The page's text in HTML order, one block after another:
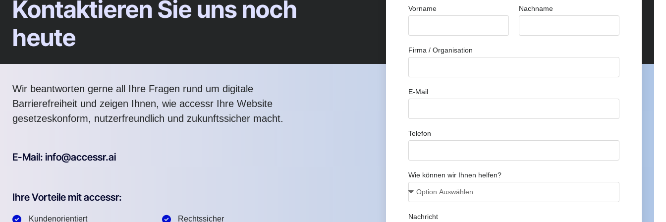
Kontaktieren Sie uns noch
heute
Wir beantworten gerne all Ihre Fragen rund um digitale
Barrierefreiheit und zeigen Ihnen, wie accessr Ihre Website
gesetzeskonform, nutzerfreundlich und zukunftssicher macht.
E-Mail: info@accessr.ai
Ihre Vorteile mit accessr:
Kundenorientiert Rechtssicher
Vorname Nachname
Firma / Organisation
E-Mail
Telefon
Wie können wir Ihnen helfen?
Nachricht